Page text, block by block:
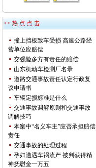
>> 热 点 点 击
撞上挡板致车受损 高速公路经
营单位应赔偿
交强险多方有责任的赔偿
山东机动车检测厂名录
道路交通事故责任认定行政复
议申请书
车辆定损标准是什么
交通事故调解原则和交通事故
调解技巧
本案中“名义车主”应否承担赔偿
责任
交通事故的处理过程
孕妇遭遇车祸流产 被判获得精
神抚慰金一万五